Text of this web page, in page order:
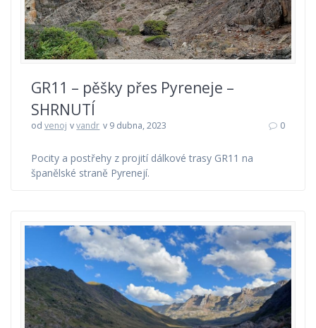
GR11 – pěšky přes Pyreneje –
SHRNUTÍ
od venoj vvandr v 9 dubna, 2023 0
Pocity a postřehy z projití dálkové trasy GR11 na
španělské straně Pyrenejí.